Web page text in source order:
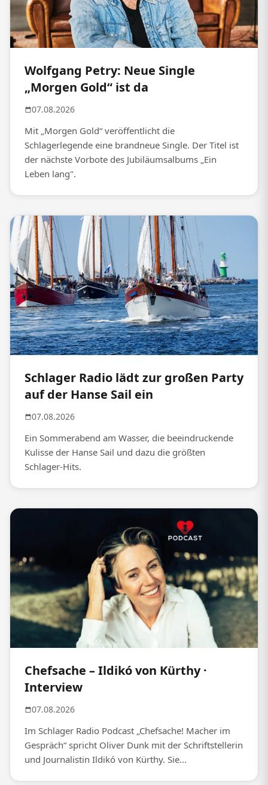
Wolfgang Petry: Neue Single
„Morgen Gold“ ist da
07.08.2026
Mit „Morgen Gold“ veröffentlicht die
Schlagerlegende eine brandneue Single. Der Titel ist
der nächste Vorbote des Jubiläumsalbums „Ein
Leben lang".
Schlager Radio lädt zur großen Party
auf der Hanse Sail ein
07.08.2026
Ein Sommerabend am Wasser, die beeindruckende
Kulisse der Hanse Sail und dazu die größten
Schlager-Hits.
Chefsache – Ildikó von Kürthy ·
Interview
07.08.2026
Im Schlager Radio Podcast „Chefsache! Macher im
Gespräch“ spricht Oliver Dunk mit der Schriftstellerin
und Journalistin Ildikó von Kürthy. Sie...